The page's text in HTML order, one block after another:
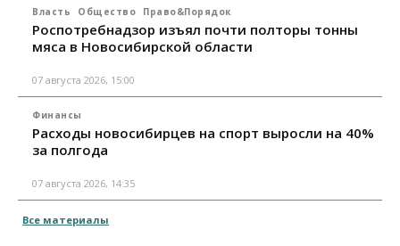
Власть Общество Право&Порядок
Роспотребнадзор изъял почти полторы тонны
мяса в Новосибирской области
07 августа 2026, 15:00
Финансы
Расходы новосибирцев на спорт выросли на 40%
за полгода
07 августа 2026, 14:35
Все материалы